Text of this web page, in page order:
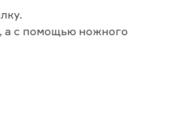
а с помощью ножного